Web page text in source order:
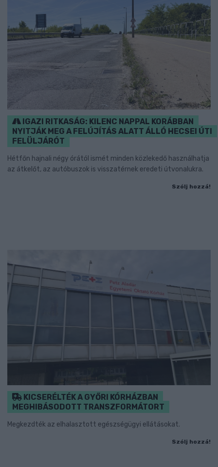
IGAZI RITKASÁG: KILENC NAPPAL KORÁBBAN
NYITJÁK MEG A FELÚJÍTÁS ALATT ÁLLÓ HECSEI ÚTI
FELÜLJÁRÓT
Hétfőn hajnali négy órától ismét minden közlekedő használhatja
az átkelőt, az autóbuszok is visszatérnek eredeti útvonalukra.
Szólj hozzá!
KICSERÉLTÉK A GYŐRI KÓRHÁZBAN
MEGHIBÁSODOTT TRANSZFORMÁTORT
Megkezdték az elhalasztott egészségügyi ellátásokat.
Szólj hozzá!